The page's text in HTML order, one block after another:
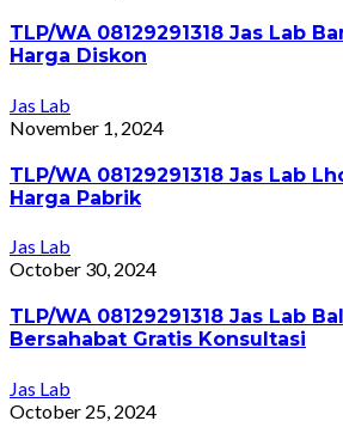
TLP/WA 08129291318 Jas Lab
Harga Diskon
Jas Lab
November 1, 2024
TLP/WA 08129291318 Jas Lab
Harga Pabrik
Jas Lab
October 30, 2024
TLP/WA 08129291318 Jas Lab
Bersahabat Gratis Konsultasi
Jas Lab
October 25, 2024